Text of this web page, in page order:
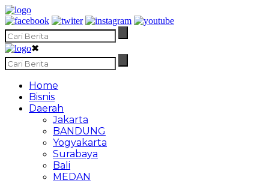
✖
Home
Bisnis
Daerah
Jakarta
BANDUNG
Yogyakarta
Surabaya
Bali
MEDAN